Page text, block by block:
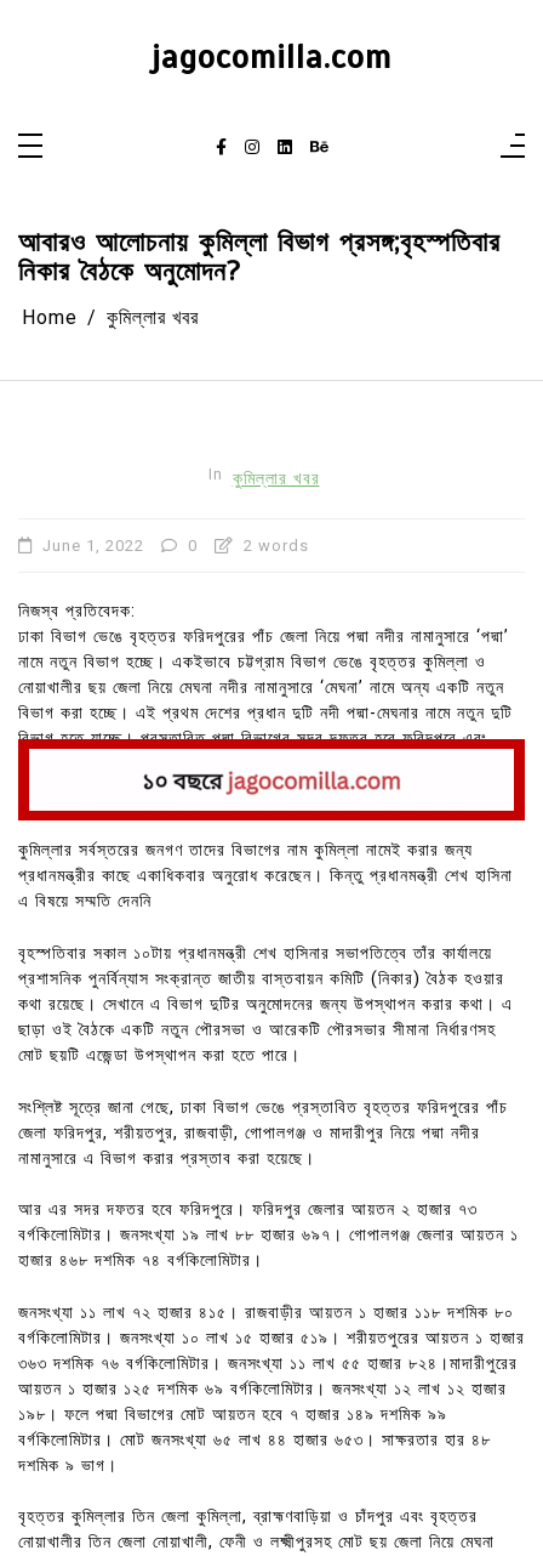
jagocomilla.com
আবারও আলোচনায় কুমিল্লা বিভাগ প্রসঙ্গ;বৃহস্পতিবার
নিকার বৈঠকে অনুমোদন?
Home কুমিল্লার খবর
In কুমিল্লার খবর
June 1, 2022 0 2 words
নিজস্ব প্রতিবেদক:
ঢাকা বিভাগ ভেঙে বৃহত্তর ফরিদপুরের পাঁচ জেলা নিয়ে পদ্মা নদীর নামানুসারে ‘পদ্মা’
নামে নতুন বিভাগ হচ্ছে। একইভাবে চট্টগ্রাম বিভাগ ভেঙে বৃহত্তর কুমিল্লা ও
নোয়াখালীর ছয় জেলা নিয়ে মেঘনা নদীর নামানুসারে ‘মেঘনা’ নামে অন্য একটি নতুন
বিভাগ করা হচ্ছে। এই প্রথম দেশের প্রধান দুটি নদী পদ্মা-মেঘনার নামে নতুন দুটি
বিভাগ হতে যাচ্ছে। প্রস্তাবিত পদ্মা বিভাগের সদর দফতর হবে ফরিদপুরে এবং
কুমিল্লার সর্বস্তরের জনগণ তাদের বিভাগের নাম কুমিল্লা নামেই করার জন্য
প্রধানমন্ত্রীর কাছে একাধিকবার অনুরোধ করেছেন। কিন্তু প্রধানমন্ত্রী শেখ হাসিনা
এ বিষয়ে সম্মতি দেননি
বৃহস্পতিবার সকাল ১০টায় প্রধানমন্ত্রী শেখ হাসিনার সভাপতিত্বে তাঁর কার্যালয়ে
প্রশাসনিক পুনর্বিন্যাস সংক্রান্ত জাতীয় বাস্তবায়ন কমিটি (নিকার) বৈঠক হওয়ার
কথা রয়েছে। সেখানে এ বিভাগ দুটির অনুমোদনের জন্য উপস্থাপন করার কথা। এ
ছাড়া ওই বৈঠকে একটি নতুন পৌরসভা ও আরেকটি পৌরসভার সীমানা নির্ধারণসহ
মোট ছয়টি এজেন্ডা উপস্থাপন করা হতে পারে।
সংশ্লিষ্ট সূত্রে জানা গেছে, ঢাকা বিভাগ ভেঙে প্রস্তাবিত বৃহত্তর ফরিদপুরের পাঁচ
জেলা ফরিদপুর, শরীয়তপুর, রাজবাড়ী, গোপালগঞ্জ ও মাদারীপুর নিয়ে পদ্মা নদীর
নামানুসারে এ বিভাগ করার প্রস্তাব করা হয়েছে।
আর এর সদর দফতর হবে ফরিদপুরে। ফরিদপুর জেলার আয়তন ২ হাজার ৭৩
বর্গকিলোমিটার। জনসংখ্যা ১৯ লাখ ৮৮ হাজার ৬৯৭। গোপালগঞ্জ জেলার আয়তন ১
হাজার ৪৬৮ দশমিক ৭৪ বর্গকিলোমিটার।
জনসংখ্যা ১১ লাখ ৭২ হাজার ৪১৫। রাজবাড়ীর আয়তন ১ হাজার ১১৮ দশমিক ৮০
বর্গকিলোমিটার। জনসংখ্যা ১০ লাখ ১৫ হাজার ৫১৯। শরীয়তপুরের আয়তন ১ হাজার
৩৬৩ দশমিক ৭৬ বর্গকিলোমিটার। জনসংখ্যা ১১ লাখ ৫৫ হাজার ৮২৪।মাদারীপুরের
আয়তন ১ হাজার ১২৫ দশমিক ৬৯ বর্গকিলোমিটার। জনসংখ্যা ১২ লাখ ১২ হাজার
১৯৮। ফলে পদ্মা বিভাগের মোট আয়তন হবে ৭ হাজার ১৪৯ দশমিক ৯৯
বর্গকিলোমিটার। মোট জনসংখ্যা ৬৫ লাখ ৪৪ হাজার ৬৫৩। সাক্ষরতার হার ৪৮
দশমিক ৯ ভাগ।
বৃহত্তর কুমিল্লার তিন জেলা কুমিল্লা, ব্রাহ্মণবাড়িয়া ও চাঁদপুর এবং বৃহত্তর
নোয়াখালীর তিন জেলা নোয়াখালী, ফেনী ও লক্ষ্মীপুরসহ মোট ছয় জেলা নিয়ে মেঘনা